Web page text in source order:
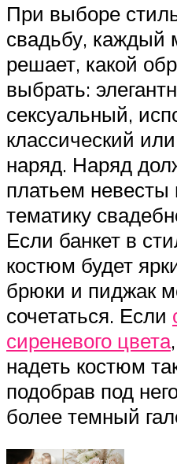
При выборе
свадьбу, каждый
решает, какой
выбрать:
сексуальный,
классический
наряд. Наряд
платьем невесты
тематику
Если банкет в
костюм будет
брюки и пиджак
сочетаться. Если
сиреневого цвета
надеть костюм
подобрав под
более темный